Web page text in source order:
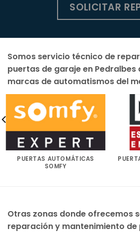
SOLICITAR
Somos servicio técnico de
puertas de garaje en Pedralbes
marcas de automatismos del
PUERTAS AUTOMÁTICAS
SOMFY
Otras zonas donde ofrecemos
reparación y mantenimiento